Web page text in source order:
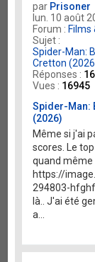
par Prisoner
lun. 10 août
Forum : Films
Sujet :
Spider-Man:
Cretton
Réponses :
Vues : 16945
Spider-Man:
(2026)
Même si j'ai
scores. Le
quand même
https://
294803-
là.. J'ai été
a...